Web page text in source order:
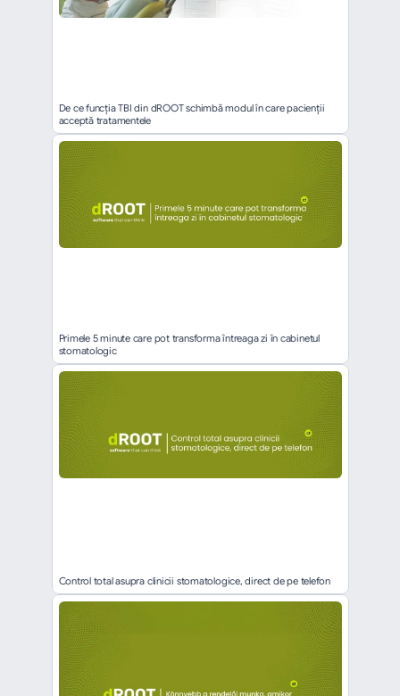
De ce funcția TBI din dROOT schimbă modul în care pacienții
acceptă tratamentele
Primele 5 minute care pot transforma întreaga zi în cabinetul
stomatologic
Control total asupra clinicii stomatologice, direct de pe telefon